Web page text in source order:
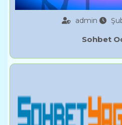
admin
Sohbet